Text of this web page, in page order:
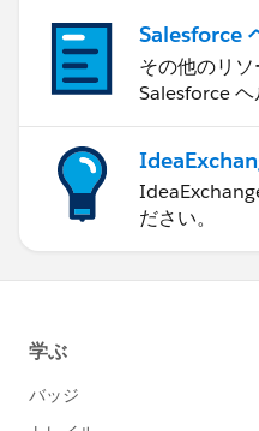
Salesforce
その他のリ
Salesforce ヘ
ださい。